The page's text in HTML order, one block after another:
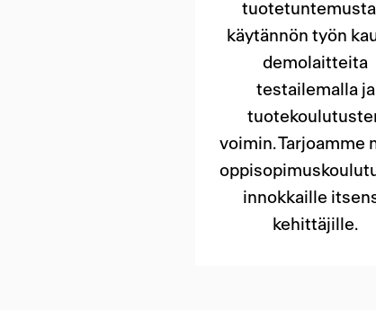
käytännön työn
demolaitteita
testailemalla ja
voimin. Tarjoamme
innokkaille
kehittäjille.